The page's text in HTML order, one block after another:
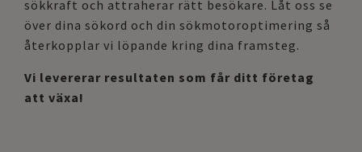
sökkraft och attraherar rätt besökare. Låt oss se
över dina sökord och din sökmotoroptimering så
återkopplar vi löpande kring dina framsteg.
Vi levererar resultaten som får ditt företag
att växa!